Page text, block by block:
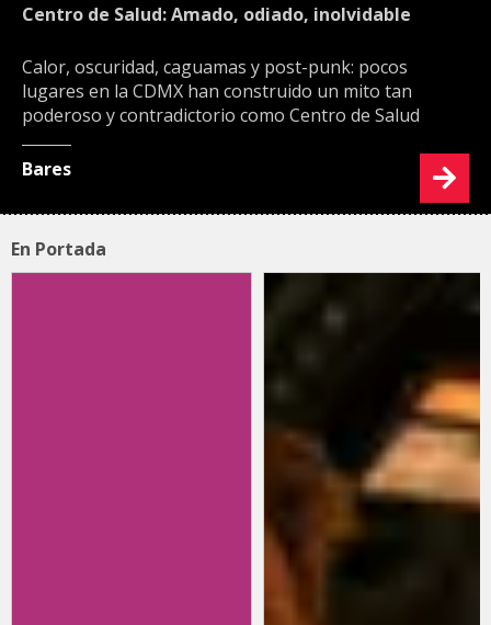
Centro de Salud: Amado, odiado, inolvidable
Calor, oscuridad, caguamas y post-punk: pocos
lugares en la CDMX han construido un mito tan
poderoso y contradictorio como Centro de Salud
Bares
En Portada